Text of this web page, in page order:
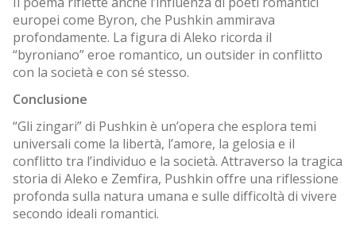
europei come Byron, che Pushkin ammirava
profondamente. La figura di Aleko ricorda il
“byroniano” eroe romantico, un outsider in conflitto
con la società e con sé stesso.
Conclusione
“Gli zingari” di Pushkin è un’opera che esplora temi
universali come la libertà, l’amore, la gelosia e il
conflitto tra l’individuo e la società. Attraverso la tragica
storia di Aleko e Zemfira, Pushkin offre una riflessione
profonda sulla natura umana e sulle difficoltà di vivere
secondo ideali romantici.